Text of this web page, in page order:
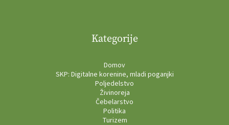
Kategorije
Domov
SKP: Digitalne korenine, mladi poganjki
Poljedelstvo
Živinoreja
Čebelarstvo
Politika
Turizem